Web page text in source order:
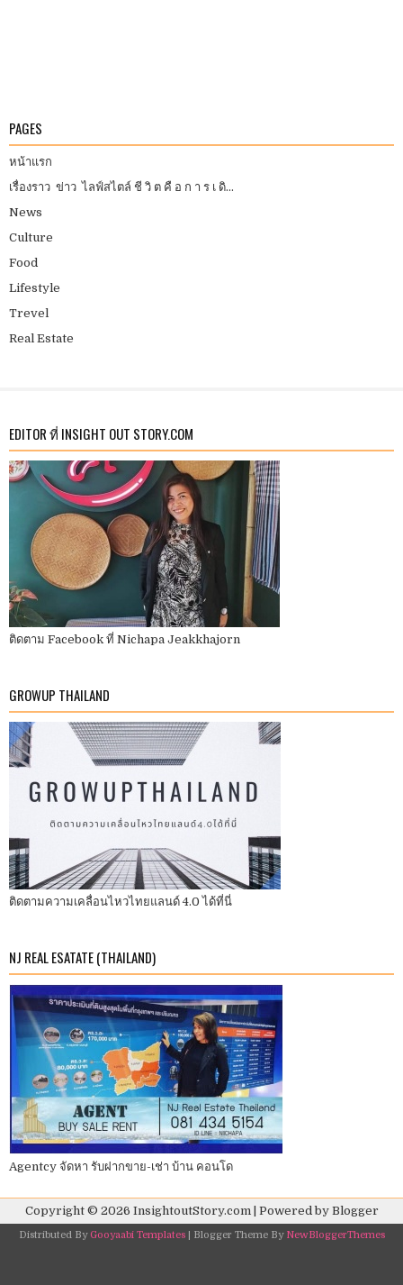
PAGES
หน้าแรก
เรื่องราว ข่าว ไลฟ์สไตล์ ชี วิ ต คื อ ก า ร เ ดิ...
News
Culture
Food
Lifestyle
Trevel
Real Estate
EDITOR ที่ INSIGHT OUT STORY.COM
ติดตาม Facebook ที่ Nichapa Jeakkhajorn
GROWUP THAILAND
ติดตามความเคลื่อนไหวไทยแลนด์ 4.0 ได้ที่นี่
NJ REAL ESATATE (THAILAND)
Agentcy จัดหา รับฝากขาย-เช่า บ้าน คอนโด
Copyright © 2026 InsightoutStory.com | Powered by Blogger
Distributed By Gooyaabi Templates| Blogger Theme By NewBloggerThemes